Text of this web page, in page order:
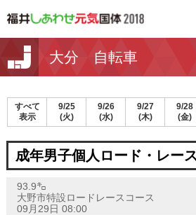
大分 自転車
すべて
表示
9/25
(火)
9/26
(水)
9/27
(木)
9/28
(金)
成年男子個人ロード・レー
93.9㌔
大野市特設ロードレースコース
09月29日 08:00